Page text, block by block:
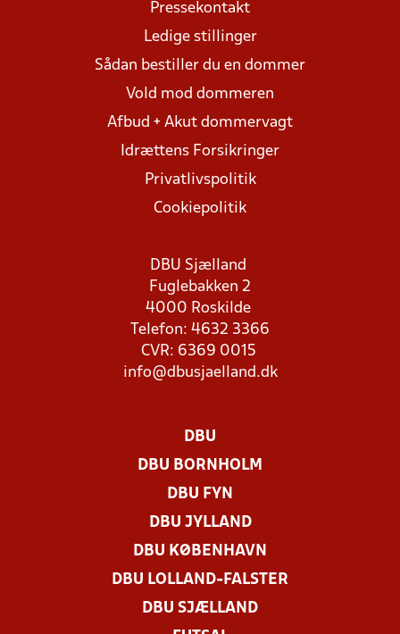
Pressekontakt
Ledige stillinger
Sådan bestiller du en dommer
Vold mod dommeren
Afbud + Akut dommervagt
Idrættens Forsikringer
Privatlivspolitik
Cookiepolitik
DBU Sjælland
Fuglebakken 2
4000 Roskilde
Telefon: 4632 3366
CVR: 6369 0015
info@dbusjaelland.dk
DBU
DBU BORNHOLM
DBU FYN
DBU JYLLAND
DBU KØBENHAVN
DBU LOLLAND-FALSTER
DBU SJÆLLAND